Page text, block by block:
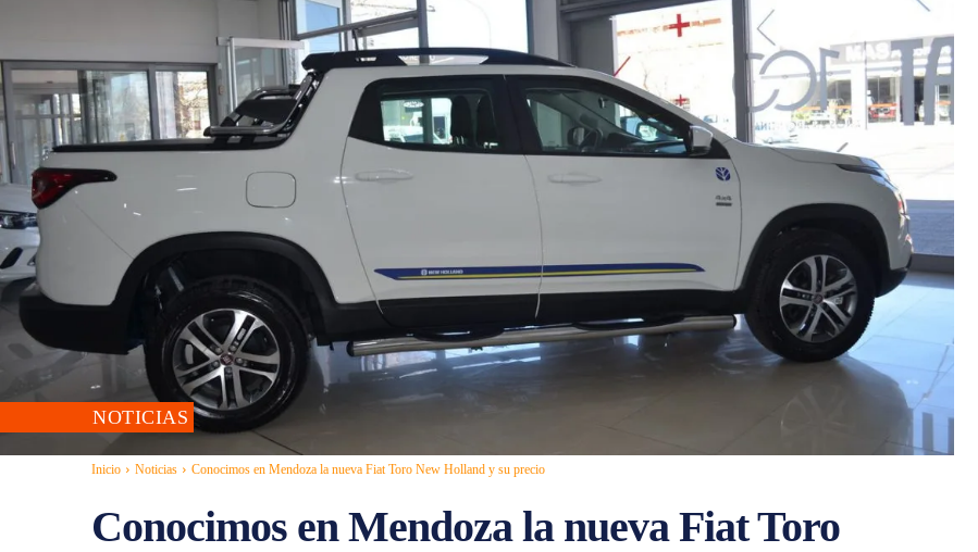
NOTICIAS
Inicio Noticias Conocimos en Mendoza la nueva Fiat Toro New Holland y su precio
Conocimos en Mendoza la nueva Fiat Toro